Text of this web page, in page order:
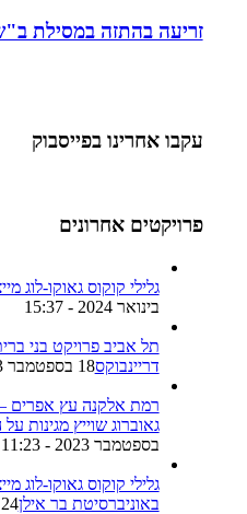
זריעה בהתזה במסילת
עקבו אחרינו בפייסבוק
פרויקטים אחרונים
גלילי קוקוס גאוקו-לוג
בינואר 2024 - 15:37
תל אביב פרויקט בני
דריינבוקס18 בספטמבר 2023 - 11:24
רמת אלקנה עץ אפרים
גאוברוג שוייץ מגינות
בספטמבר 2023 - 11:23
גלילי קוקוס גאוקו-לוג
באוניברסיטת בר אילן24 באוקטובר 2022 - 10:33